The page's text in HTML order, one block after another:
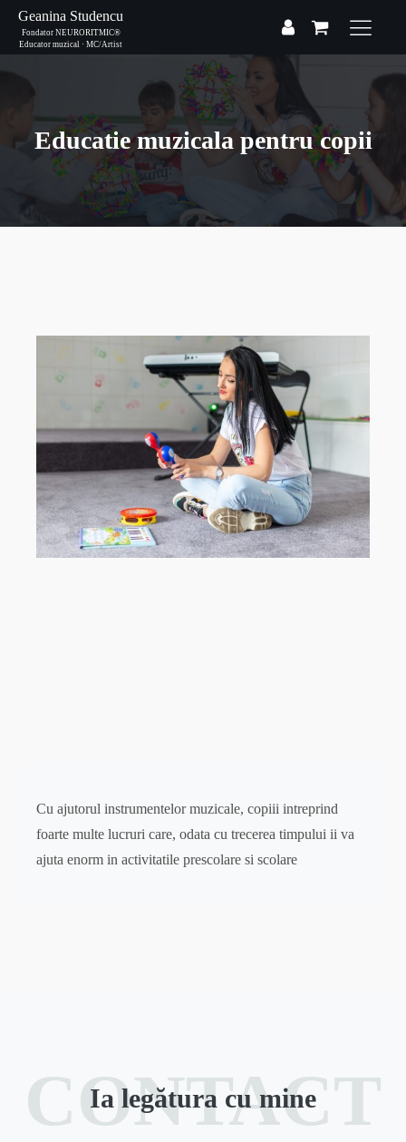
Geanina Studencu
Fondator NEURORITMIC®
Educator muzical · MC/Artist
Educatie muzicala pentru copii
Cu ajutorul instrumentelor muzicale, copiii intreprind
foarte multe lucruri care, odata cu trecerea timpului ii va
ajuta enorm in activitatile prescolare si scolare
CONTACT
Ia legătura cu mine